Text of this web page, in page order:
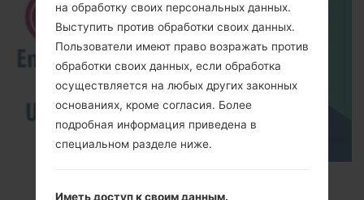
на обработку своих персональных данных.
Выступить против обработки своих данных.
Пользователи имеют право возражать против
обработки своих данных, если обработка
осуществляется на любых других законных
основаниях, кроме согласия. Более
подробная информация приведена в
специальном разделе ниже.
Иметь доступ к своим данным.